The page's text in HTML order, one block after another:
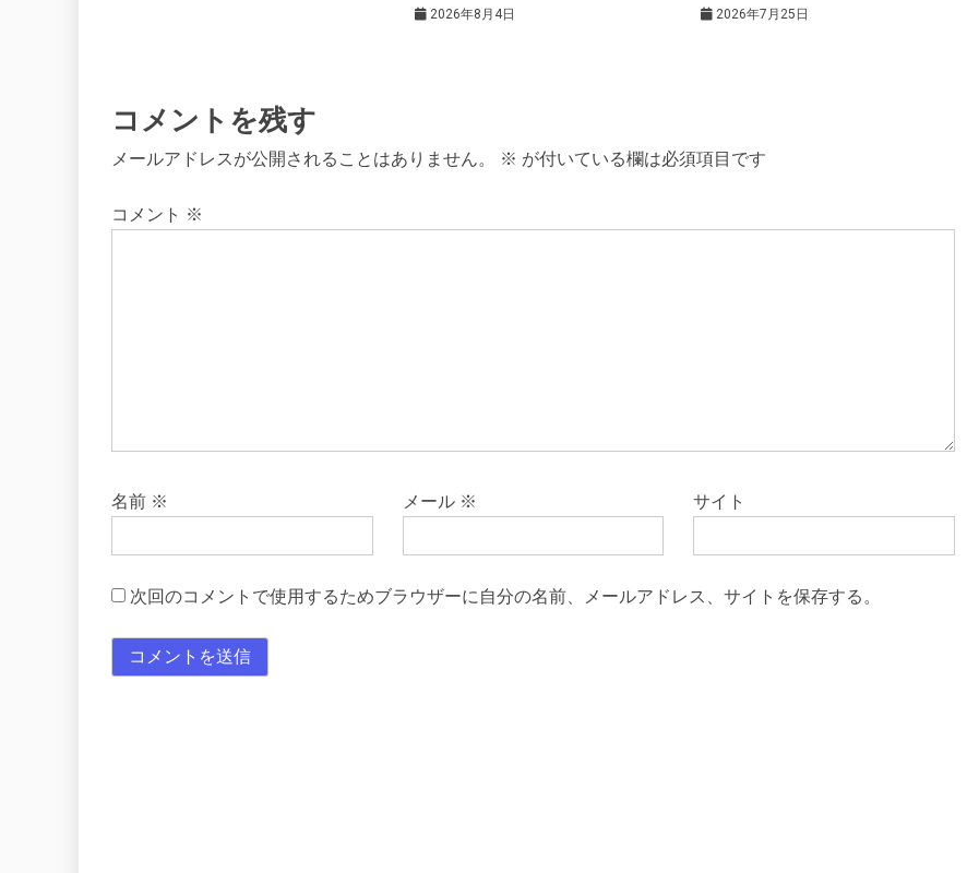
2026年8月4日 2026年7月25日
コメントを残す
メールアドレスが公開されることはありません。 ※ が付いている欄は必須項目です
コメント ※
名前 ※ メール ※ サイト
次回のコメントで使用するためブラウザーに自分の名前、メールアドレス、サイトを保存する。